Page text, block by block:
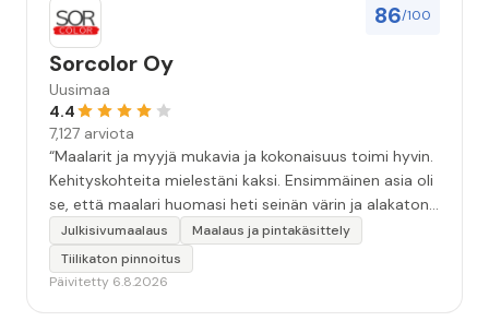
86/100
Sorcolor Oy
Uusimaa
4.4
7,127 arviota
“Maalarit ja myyjä mukavia ja kokonaisuus toimi hyvin.
Kehityskohteita mielestäni kaksi. Ensimmäinen asia oli
se, että maalari huomasi heti seinän värin ja alakaton
värin erot mitä en huomannut. Hyvä toki että siinä
kohtaa huomattu mutta toki optimaalisessa
tilanteessa myyjä olisi jo kiinnittänyt tähän huomiota.
Julkisivumaalaus
Maalaus ja pintakäsittely
Tiilikaton pinnoitus
Päivitetty 6.8.2026